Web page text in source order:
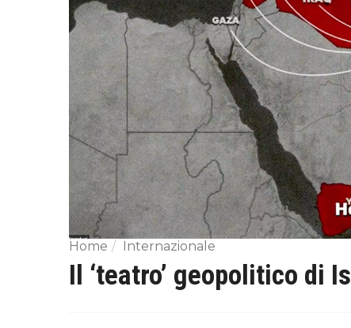
Home Internazionale
Il ‘teatro’ geopolitico di